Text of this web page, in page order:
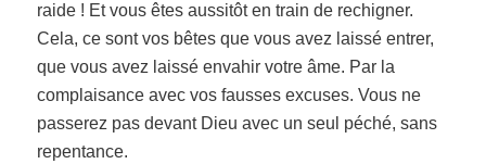
raide ! Et vous êtes aussitôt en train de rechigner.
Cela, ce sont vos bêtes que vous avez laissé entrer,
que vous avez laissé envahir votre âme. Par la
complaisance avec vos fausses excuses. Vous ne
passerez pas devant Dieu avec un seul péché, sans
repentance.